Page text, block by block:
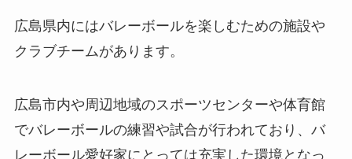
広島県内にはバレーボールを楽しむための施設や
クラブチームがあります。
広島市内や周辺地域のスポーツセンターや体育館
でバレーボールの練習や試合が行われており、バ
レーボール愛好家にとっては充実した環境となっ